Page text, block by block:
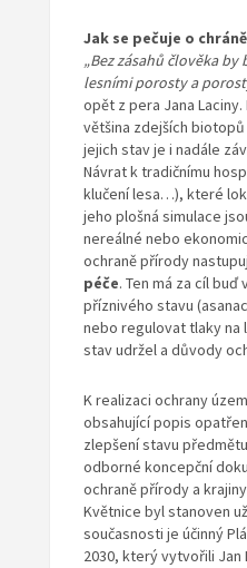
Jak se pečuje o
„Bez zásahů člověka
lesními porosty a
opět z pera Jana
většina zdejších
jejich stav je i nadále
Návrat k tradičnímu
klučení lesa…), které
jeho plošná simulace
nereálné nebo
ochraně přírody
péče. Ten má za cíl
příznivého stavu
nebo regulovat tlaky na
stav udržel a důvody
K realizaci ochrany
obsahující popis
zlepšení stavu
odborné koncepční
ochraně přírody a
Květnice byl stanoven
současnosti je účinný
2030, který vytvořili Jan